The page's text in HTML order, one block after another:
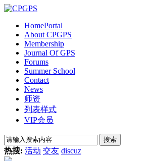
HomePortal
About CPGPS
Membership
Journal Of GPS
Forums
Summer School
Contact
News
师资
列表样式
VIP会员
搜索
热搜: 活动 交友 discuz